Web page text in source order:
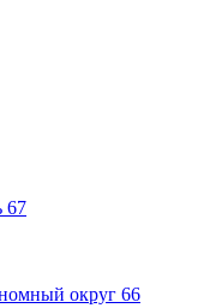
67
округ 66